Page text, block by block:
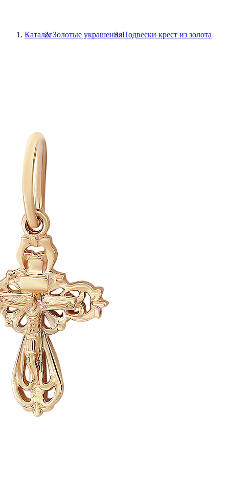
КаталогЗолотые украшенияПодвески крест из золота